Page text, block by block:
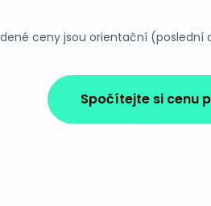
ceny jsou orientační (poslední
Spočítejte si cenu